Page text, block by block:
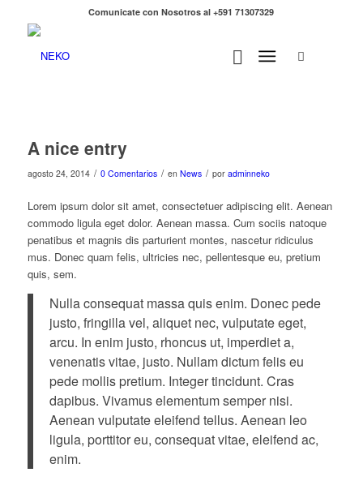
Comunicate con Nosotros al +591 71307329
A nice entry
agosto 24, 2014 / 0 Comentarios / en News / por adminneko
Lorem ipsum dolor sit amet, consectetuer adipiscing elit. Aenean
commodo ligula eget dolor. Aenean massa. Cum sociis natoque
penatibus et magnis dis parturient montes, nascetur ridiculus
mus. Donec quam felis, ultricies nec, pellentesque eu, pretium
quis, sem.
Nulla consequat massa quis enim. Donec pede
justo, fringilla vel, aliquet nec, vulputate eget,
arcu. In enim justo, rhoncus ut, imperdiet a,
venenatis vitae, justo. Nullam dictum felis eu
pede mollis pretium. Integer tincidunt. Cras
dapibus. Vivamus elementum semper nisi.
Aenean vulputate eleifend tellus. Aenean leo
ligula, porttitor eu, consequat vitae, eleifend ac,
enim.